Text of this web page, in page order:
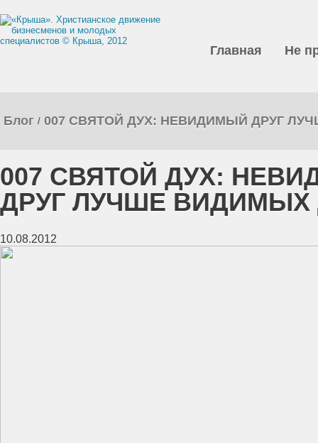
Главная Не
Блог / 007 СВЯТОЙ ДУХ: НЕВИДИМЫЙ ДРУГ
007 СВЯТОЙ ДУХ:
ДРУГ ЛУЧШЕ ВИДИМЫХ
10.08.2012